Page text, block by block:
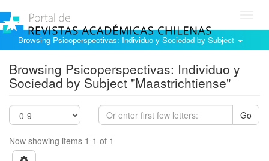
Browsing Psicoperspectivas: Individuo y Sociedad by Subject
Browsing Psicoperspectivas: Individuo y
Sociedad by Subject "Maastrichtiense"
Go
Now showing items 1-1 of 1